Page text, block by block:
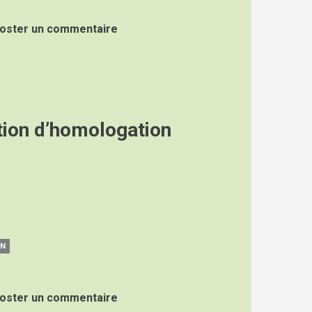
un commentaire
d’homologation
un commentaire